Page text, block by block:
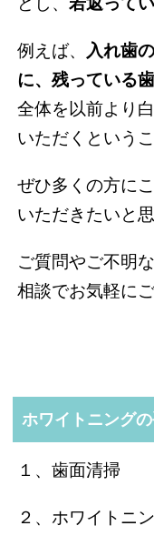
例えば、 入れ歯
に、残っている
全体を以前より
いただくという
ぜひ多くの方に
いただきたいと
ご質問やご不明
相談でお気軽に
ホワイトニング
１、歯面清掃
２、ホワイトニ